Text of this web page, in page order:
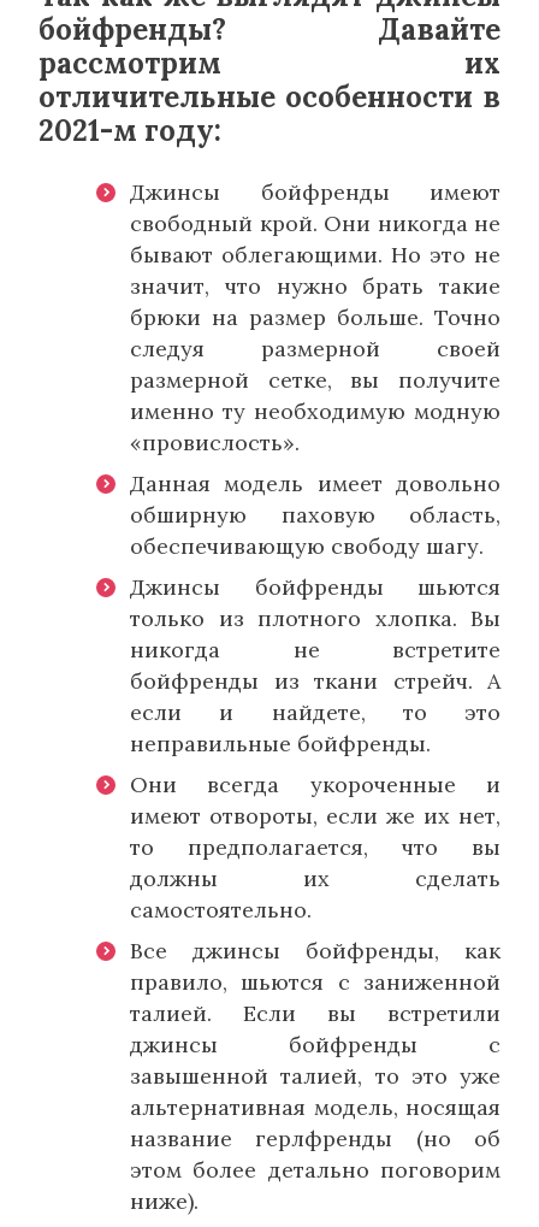
бойфренды? Давайте
рассмотрим их
отличительные особенности в
2021-м году:
Джинсы бойфренды имеют
свободный крой. Они никогда не
бывают облегающими. Но это не
значит, что нужно брать такие
брюки на размер больше. Точно
следуя размерной своей
размерной сетке, вы получите
именно ту необходимую модную
«провислость».
Данная модель имеет довольно
обширную паховую область,
обеспечивающую свободу шагу.
Джинсы бойфренды шьются
только из плотного хлопка. Вы
никогда не встретите
бойфренды из ткани стрейч. А
если и найдете, то это
неправильные бойфренды.
Они всегда укороченные и
имеют отвороты, если же их нет,
то предполагается, что вы
должны их сделать
самостоятельно.
Все джинсы бойфренды, как
правило, шьются с заниженной
талией. Если вы встретили
джинсы бойфренды с
завышенной талией, то это уже
альтернативная модель, носящая
название герлфренды (но об
этом более детально поговорим
ниже).